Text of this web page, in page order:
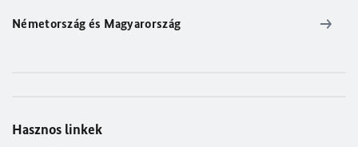
Németország és Magyarország
Hasznos linkek